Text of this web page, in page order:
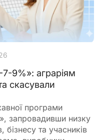
9%»: аграріям
скасували
програми
запровадивши низку
бізнесу та учасників